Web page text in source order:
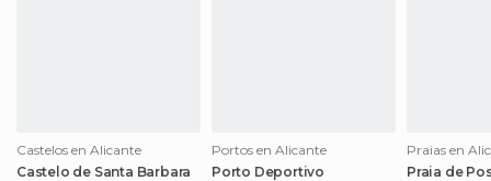
Castelos en Alicante
Castelo de Santa Barbara
Portos en Alicante
Porto Deportivo
Praias en
Praia de